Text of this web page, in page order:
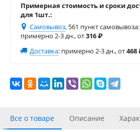
Примерная стоимость и сроки
для 1шт.:
Самовывоз, 561 пункт самовывоза:
примерно 2-3 дн., от316₽
Доставка: примерно 2-3 дн., от468
Все о товаре Описание